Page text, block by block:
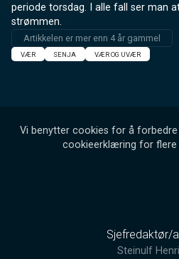
periode torsdag. I alle fall ser man
strømmen.
Artikkelen er mer enn 4 år gammel
VÆR SENJA VÆR OG UVÆR
Vi benytter cookies for å forbedre
cookieerklæring for flere
Sjefredaktør/
Steinulf